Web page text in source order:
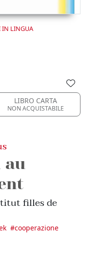
IN LINGUA
LIBRO CARTA
NON ACQUISTABILE
au
filles de
#cooperazione